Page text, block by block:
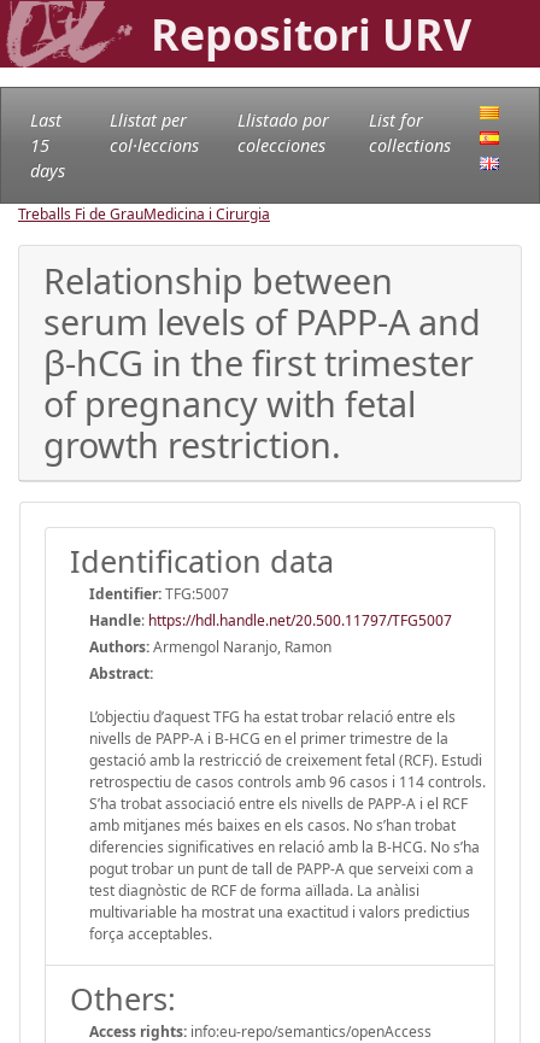
Repositori URV
Last
15
days
Llistat per
col·leccions
Llistado por
colecciones
List for
collections
Treballs Fi de GrauMedicina i Cirurgia
Relationship between
serum levels of PAPP-A and
β-hCG in the first trimester
of pregnancy with fetal
growth restriction.
Identification data
Identifier:TFG:5007
Handle: https://hdl.handle.net/20.500.11797/TFG5007
Authors:Armengol Naranjo, Ramon
Abstract:
L’objectiu d’aquest TFG ha estat trobar relació entre els
nivells de PAPP-A i B-HCG en el primer trimestre de la
gestació amb la restricció de creixement fetal (RCF). Estudi
retrospectiu de casos controls amb 96 casos i 114 controls.
S’ha trobat associació entre els nivells de PAPP-A i el RCF
amb mitjanes més baixes en els casos. No s’han trobat
diferencies significatives en relació amb la B-HCG. No s’ha
pogut trobar un punt de tall de PAPP-A que serveixi com a
test diagnòstic de RCF de forma aïllada. La anàlisi
multivariable ha mostrat una exactitud i valors predictius
força acceptables.
Others:
Access rights: info:eu-repo/semantics/openAccess